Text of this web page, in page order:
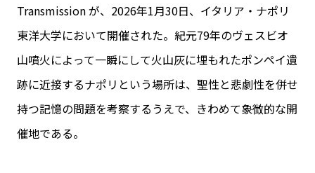
Transmission が、2026年1月30日、イタリア・ナポリ
東洋大学において開催された。紀元79年のヴェスビオ
山噴火によって一瞬にして火山灰に埋もれたポンペイ遺
跡に近接するナポリという場所は、聖性と悲劇性を併せ
持つ記憶の問題を考察するうえで、きわめて象徴的な開
催地である。